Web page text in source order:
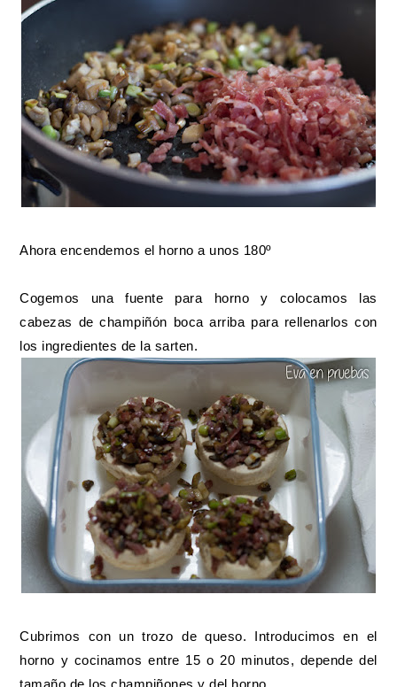
Ahora encendemos el horno a unos 180º
Cogemos una fuente para horno y colocamos las
cabezas de champiñón boca arriba para rellenarlos con
los ingredientes de la sarten.
Cubrimos con un trozo de queso. Introducimos en el
horno y cocinamos entre 15 o 20 minutos, depende del
tamaño de los champiñones y del horno.